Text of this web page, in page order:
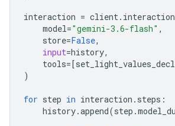
interaction = client.
model="gemini-3.6-flash" ,
store=False,
input=history,
tools= [
)
for step in interaction . steps :
history.append(step .